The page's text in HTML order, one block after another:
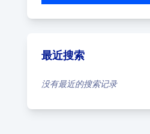
最近搜索
没有最近的搜索记录